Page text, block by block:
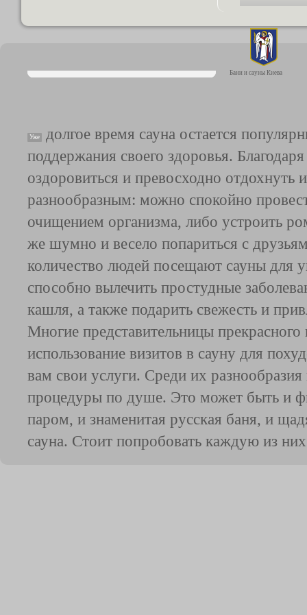
Бани и сауны Киева
Уже
долгое время сауна остается
поддержания своего здоровья.
оздоровиться и превосходно
разнообразным: можно спокойно
очищением организма, либо устроить
же шумно и весело попариться с
количество людей посещают сауны для
способно вылечить простудные
кашля, а также подарить свежесть и
Многие представительницы
использование визитов в сауну для
вам свои услуги. Среди их
процедуры по душе. Это может быть и
паром, и знаменитая русская баня, и
сауна. Стоит попробовать каждую из